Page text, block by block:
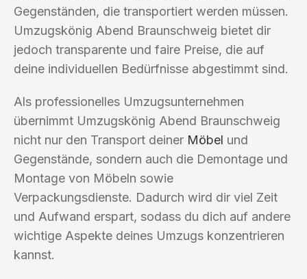
Gegenständen, die transportiert werden müssen.
Umzugskönig Abend Braunschweig bietet dir
jedoch transparente und faire Preise, die auf
deine individuellen Bedürfnisse abgestimmt sind.
Als professionelles Umzugsunternehmen
übernimmt Umzugskönig Abend Braunschweig
nicht nur den Transport deiner Möbel und
Gegenstände, sondern auch die Demontage und
Montage von Möbeln sowie
Verpackungsdienste. Dadurch wird dir viel Zeit
und Aufwand erspart, sodass du dich auf andere
wichtige Aspekte deines Umzugs konzentrieren
kannst.